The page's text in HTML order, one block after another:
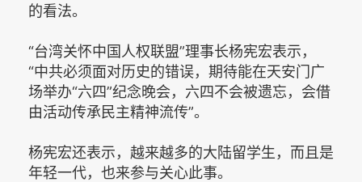
的看法。
“台湾关怀中国人权联盟”理事长杨宪宏表示，
“中共必须面对历史的错误，期待能在天安门广
场举办“六四”纪念晚会，六四不会被遗忘，会借
由活动传承民主精神流传”。
杨宪宏还表示，越来越多的大陆留学生，而且是
年轻一代，也来参与关心此事。